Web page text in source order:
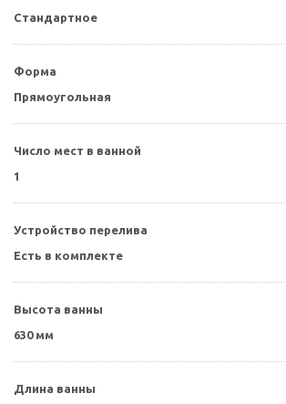
Стандартное
Форма
Прямоугольная
Число мест в ванной
1
Устройство перелива
Есть в комплекте
Высота ванны
630 мм
Длина ванны